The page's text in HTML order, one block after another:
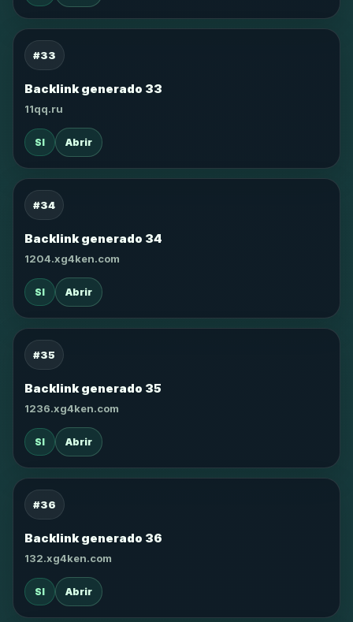
#33
Backlink generado 33
11qq.ru
SI Abrir
#34
Backlink generado 34
1204.xg4ken.com
SI Abrir
#35
Backlink generado 35
1236.xg4ken.com
SI Abrir
#36
Backlink generado 36
132.xg4ken.com
SI Abrir